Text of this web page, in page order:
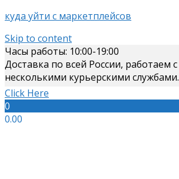
куда уйти с маркетплейсов
Skip to content
Часы работы: 10:00-19:00
Доставка по всей России, работаем с
несколькими курьерскими службами.
Click Here
0
0.00